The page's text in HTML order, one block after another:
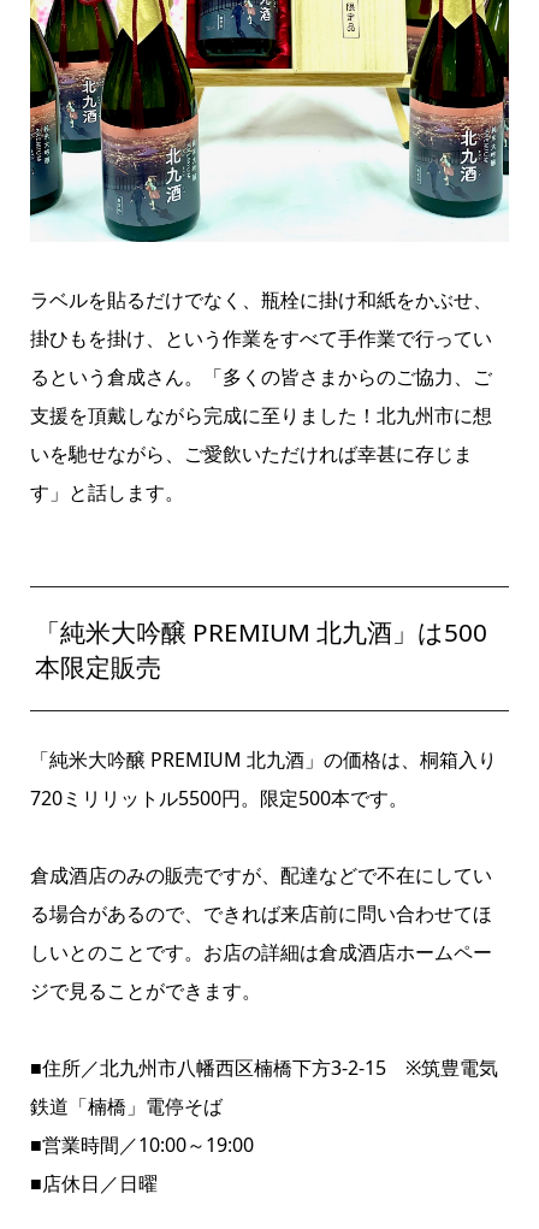
ラベルを貼るだけでなく、瓶栓に掛け和紙をかぶせ、
掛ひもを掛け、という作業をすべて手作業で行ってい
るという倉成さん。「多くの皆さまからのご協力、ご
支援を頂戴しながら完成に至りました！北九州市に想
いを馳せながら、ご愛飲いただければ幸甚に存じま
す」と話します。
「純米大吟醸 PREMIUM北九酒」は500
本限定販売
「純米大吟醸 PREMIUM 北九酒」の価格は、桐箱入り
720ミリリットル5500円。限定500本です。
倉成酒店のみの販売ですが、配達などで不在にしてい
る場合があるので、できれば来店前に問い合わせてほ
しいとのことです。お店の詳細は倉成酒店ホームペー
ジで見ることができます。
■住所／北九州市八幡西区楠橋下方3-2-15 ※筑豊電気
鉄道「楠橋」電停そば
■営業時間／10:00～19:00
■店休日／日曜